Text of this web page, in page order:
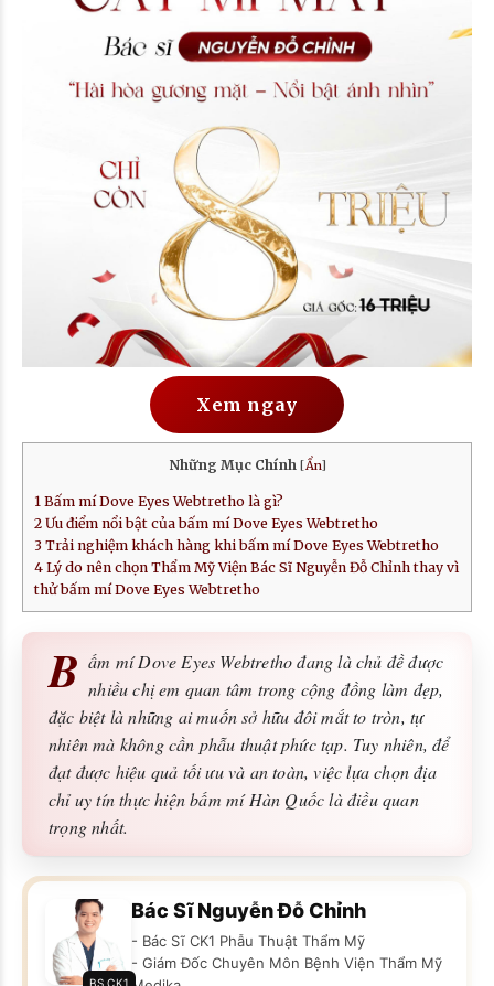
Xem ngay
Những Mục Chính [Ẩn]
1 Bấm mí Dove Eyes Webtretho là gì?
2 Ưu điểm nổi bật của bấm mí Dove Eyes Webtretho
3 Trải nghiệm khách hàng khi bấm mí Dove Eyes Webtretho
4 Lý do nên chọn Thẩm Mỹ Viện Bác Sĩ Nguyễn Đỗ Chỉnh thay vì
thử bấm mí Dove Eyes Webtretho
B ấm mí Dove Eyes Webtretho đang là chủ đề được
nhiều chị em quan tâm trong cộng đồng làm đẹp,
đặc biệt là những ai muốn sở hữu đôi mắt to tròn, tự
nhiên mà không cần phẫu thuật phức tạp. Tuy nhiên, để
đạt được hiệu quả tối ưu và an toàn, việc lựa chọn địa
chỉ uy tín thực hiện bấm mí Hàn Quốc là điều quan
trọng nhất.
BS CK1
Bác Sĩ Nguyễn Đỗ Chỉnh
- Bác Sĩ CK1 Phẫu Thuật Thẩm Mỹ
- Giám Đốc Chuyên Môn Bệnh Viện Thẩm Mỹ